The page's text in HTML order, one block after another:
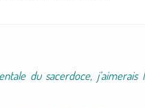
du sacerdoce, j’aimerais